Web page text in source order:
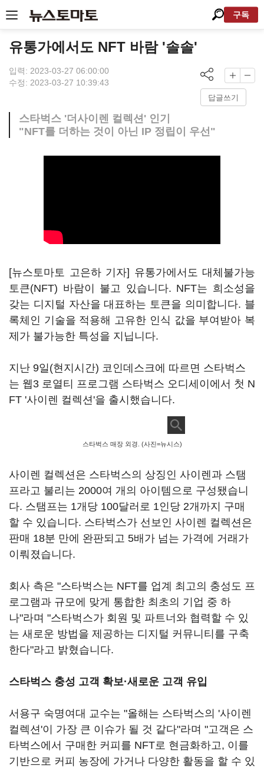
구독
유통가에서도 NFT 바람 '솔솔'
입력: 2023-03-27 06:00:00
수정: 2023-03-27 10:39:43
답글쓰기
스타벅스 '더사이렌 컬렉션' 인기
"NFT를 더하는 것이 아닌 IP 정립이 우선"
[뉴스토마토 고은하 기자] 유통가에서도 대체불가능
토큰(NFT) 바람이 불고 있습니다. NFT는 희소성을
갖는 디지털 자산을 대표하는 토큰을 의미합니다. 블
록체인 기술을 적용해 고유한 인식 값을 부여받아 복
제가 불가능한 특성을 지닙니다.
지난 9일(현지시간) 코인데스크에 따르면 스타벅스
는 웹3 로열티 프로그램 스타벅스 오디세이에서 첫 N
FT '사이렌 컬렉션'을 출시했습니다.
스타벅스 매장 외경. (사진=뉴시스)
사이렌 컬렉션은 스타벅스의 상징인 사이렌과 스탬
프라고 불리는 2000여 개의 아이템으로 구성됐습니
다. 스탬프는 1개당 100달러로 1인당 2개까지 구매
할 수 있습니다. 스타벅스가 선보인 사이렌 컬렉션은
판매 18분 만에 완판되고 5배가 넘는 가격에 거래가
이뤄졌습니다.
회사 측은 "스타벅스는 NFT를 업계 최고의 충성도 프
로그램과 규모에 맞게 통합한 최초의 기업 중 하
나"라며 "스타벅스가 회원 및 파트너와 협력할 수 있
는 새로운 방법을 제공하는 디지털 커뮤니티를 구축
한다"라고 밝혔습니다.
스타벅스 충성 고객 확보·새로운 고객 유입
서용구 숙명여대 교수는 "올해는 스타벅스의 '사이렌
컬렉션'이 가장 큰 이슈가 될 것 같다"라며 "고객은 스
타벅스에서 구매한 커피를 NFT로 현금화하고, 이를
기반으로 커피 농장에 가거나 다양한 활동을 할 수 있